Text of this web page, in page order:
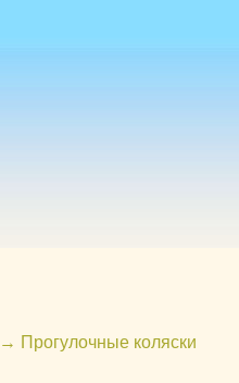
→ Прогулочные коляски